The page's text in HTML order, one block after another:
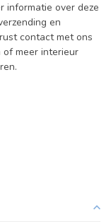
informatie over deze
en
contact met ons
of meer interieur